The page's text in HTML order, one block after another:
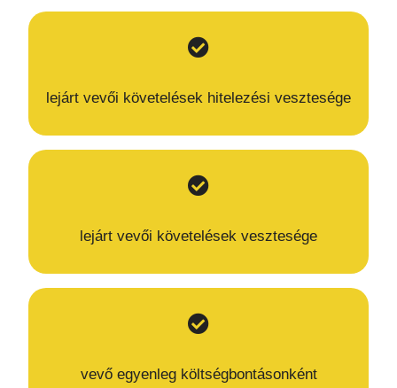
lejárt vevői követelések hitelezési vesztesége
lejárt vevői követelések vesztesége
vevő egyenleg költségbontásonként